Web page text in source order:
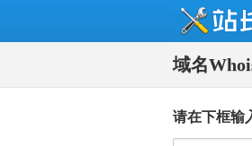
域名
请在下框输